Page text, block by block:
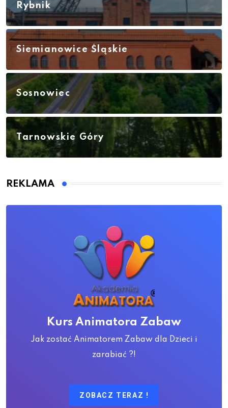
Rybnik
Siemianowice Śląskie
Sosnowiec
Tarnowskie Góry
REKLAMA
Kurs Animatora Zabaw
Jak zostać Animatorem Zabaw dla Dzieci i
zarabiać ?!
ZOBACZ TERAZ !